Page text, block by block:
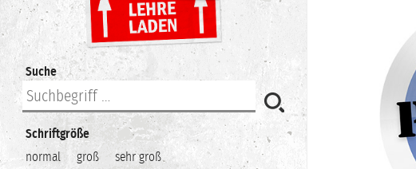
Suche
Schriftgröße
normal
groß sehr groß